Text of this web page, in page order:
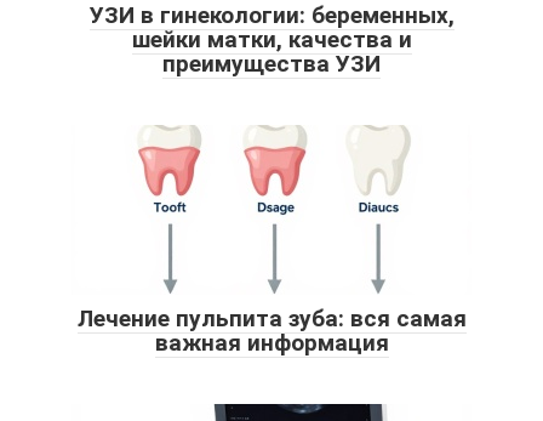
УЗИ в гинекологии: беременных,
шейки матки, качества и
преимущества УЗИ
Лечение пульпита зуба: вся самая
важная информация